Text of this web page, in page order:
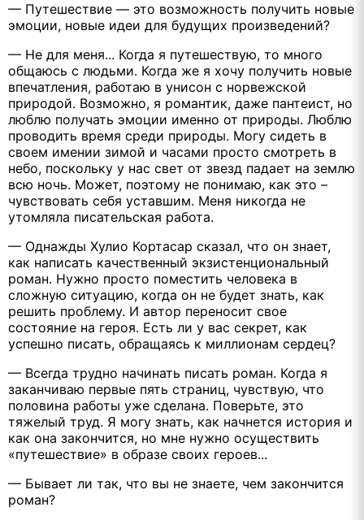
— Путешествие — это возможность получить новые
эмоции, новые идеи для будущих произведений?
— Не для меня... Когда я путешествую, то много
общаюсь с людьми. Когда же я хочу получить новые
впечатления, работаю в унисон с норвежской
природой. Возможно, я романтик, даже пантеист, но
люблю получать эмоции именно от природы. Люблю
проводить время среди природы. Могу сидеть в
своем имении зимой и часами просто смотреть в
небо, поскольку у нас свет от звезд падает на землю
всю ночь. Может, поэтому не понимаю, как это –
чувствовать себя уставшим. Меня никогда не
утомляла писательская работа.
— Однажды Хулио Кортасар сказал, что он знает,
как написать качественный экзистенциональный
роман. Нужно просто поместить человека в
сложную ситуацию, когда он не будет знать, как
решить проблему. И автор переносит свое
состояние на героя. Есть ли у вас секрет, как
успешно писать, обращаясь к миллионам сердец?
— Всегда трудно начинать писать роман. Когда я
заканчиваю первые пять страниц, чувствую, что
половина работы уже сделана. Поверьте, это
тяжелый труд. Я могу знать, как начнется история и
как она закончится, но мне нужно осуществить
«путешествие» в образе своих героев...
— Бывает ли так, что вы не знаете, чем закончится
роман?